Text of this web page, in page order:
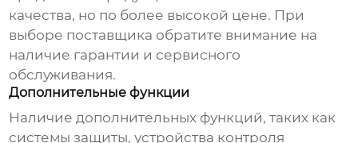
качества, но по более высокой цене. При
выборе поставщика обратите внимание на
наличие гарантии и сервисного
обслуживания.
Дополнительные функции
Наличие дополнительных функций, таких как
системы защиты, устройства контроля